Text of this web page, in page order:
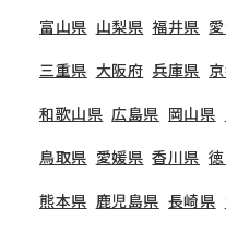
富山県 山梨県 福井県
三重県 大阪府 兵庫県
和歌山県 広島県 岡山県
鳥取県 愛媛県 香川県
熊本県 鹿児島県 長崎県